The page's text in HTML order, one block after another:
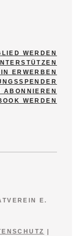
WERDEN
ERWERBEN
ABONNIEREN
WERDEN
E.
|